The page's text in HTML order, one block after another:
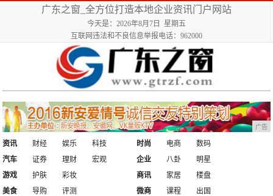
广东之窗_全方位打造本地企业资讯门户网站
今天是：2026年8月7日 星期五
互联网违法和不良信息举报电话：962000
广告
资讯 财经 娱乐
科技
汽车
证券 理财 宏观
时尚 电商
数码
企业
八卦
明星
游戏
护肤
彩妆
美食
导购 评测
商讯 家居
楼盘
微商
课程
出国